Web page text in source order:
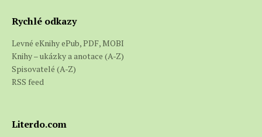
Rychlé odkazy
Levné eKnihy ePub, PDF, MOBI
Knihy – ukázky a anotace (A-Z)
Spisovatelé (A-Z)
RSS feed
Literdo.com